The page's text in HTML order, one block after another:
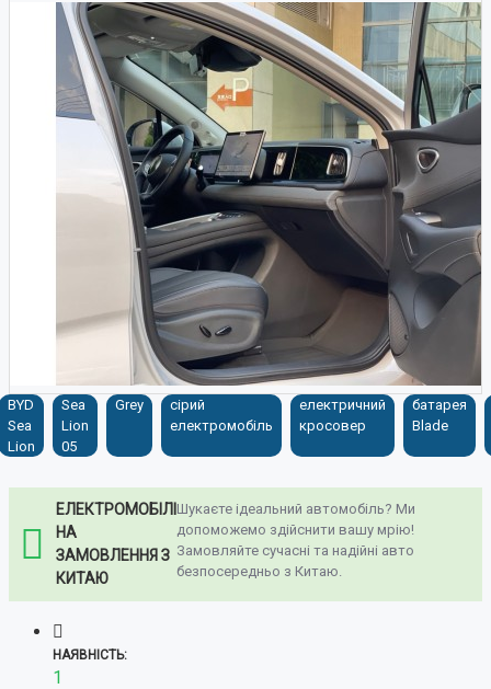
BYD
Sea
Lion
Sea
Lion
05
Grey
сірий
електромобіль
електричний
кросовер
батарея
Blade
ЕЛЕКТРОМОБІЛІ
НА
ЗАМОВЛЕННЯ З
КИТАЮ
Шукаєте ідеальний автомобіль? Ми
допоможемо здійснити вашу мрію!
Замовляйте сучасні та надійні авто
безпосередньо з Китаю.
НАЯВНІСТЬ:
1